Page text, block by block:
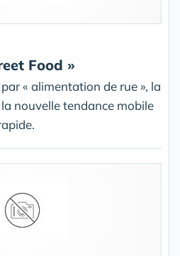
Food »
« alimentation de rue », la
nouvelle tendance mobile